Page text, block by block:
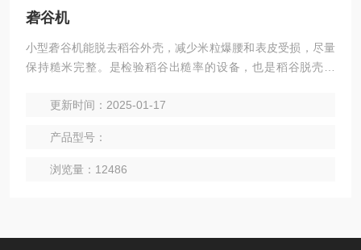
砻谷机
小型砻谷机能脱去稻谷外壳，减少米粒爆腰和表皮受损，尽量
保持糙米完整。是检验稻谷出糙率的设备，也是稻谷脱壳设
更新时间：2025-01-17
产品型号：
浏览量：12486